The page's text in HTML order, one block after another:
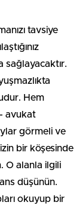
tavsiye
sağlayacaktır.
Hem
avukat
görmeli ve
bir köşesinde
O alanla ilgili
düşünün.
okuyup bir